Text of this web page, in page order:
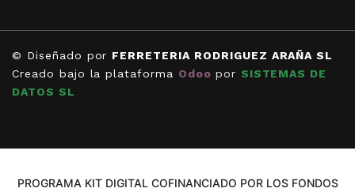
© Diseñado por FERRETERIA RODRIGUEZ ARAÑA SL
Creado bajo la plataforma Odoo por SISTEMAS DE
DATOS SL
PROGRAMA KIT DIGITAL COFINANCIADO POR LOS FONDOS